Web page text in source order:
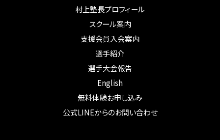
村上塾長プロフィール
スクール案内
支援会員入会案内
選手紹介
選手大会報告
English
無料体験お申し込み
公式LINEからのお問い合わせ